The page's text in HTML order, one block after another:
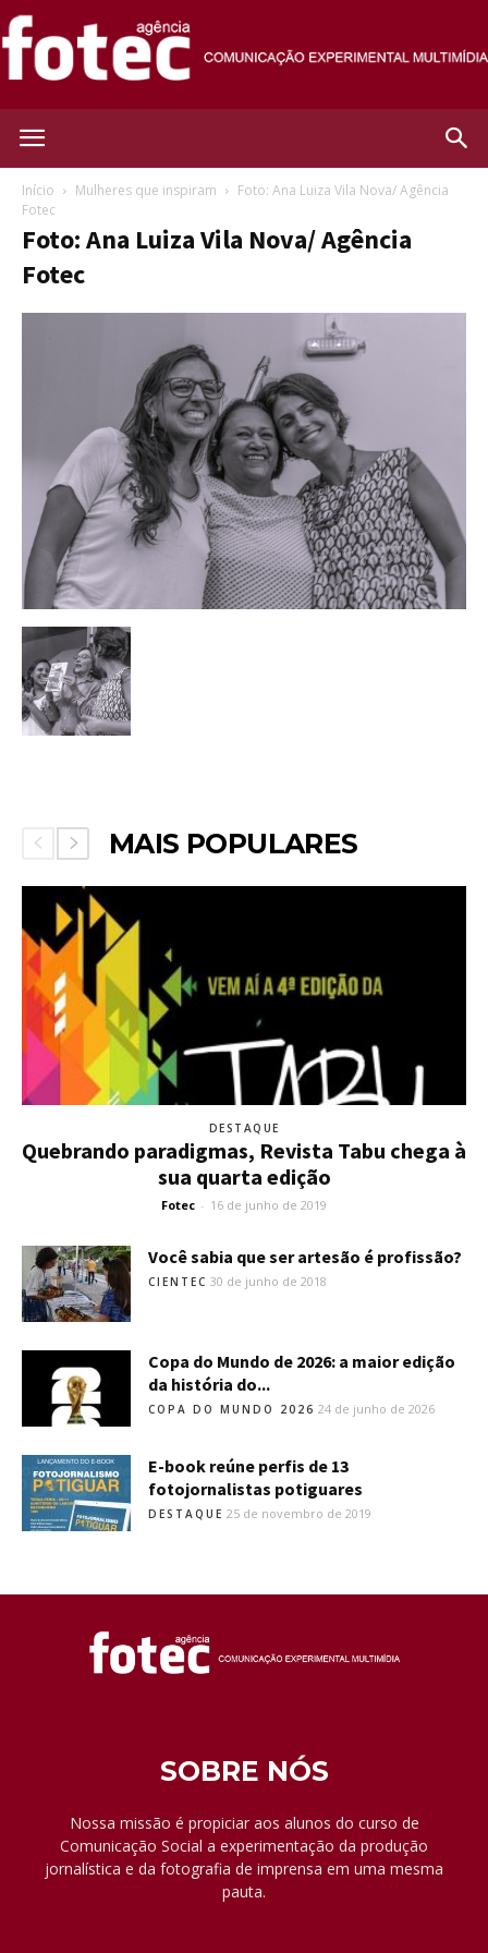
Fotec
Início Mulheres que inspiram
Foto: Ana Luiza Vila Nova/ Agência
Fotec
Foto: Ana Luiza Vila Nova/ Agência
Fotec
MAIS POPULARES
DESTAQUE
Quebrando paradigmas, Revista Tabu chega à
sua quarta edição
Fotec - 16 de junho de 2019
Você sabia que ser artesão é profissão?
CIENTEC 30 de junho de 2018
Copa do Mundo de 2026: a maior edição
da história do...
COPA DO MUNDO 2026 24 de junho de 2026
E-book reúne perfis de 13
fotojornalistas potiguares
DESTAQUE 25 de novembro de 2019
SOBRE NÓS
Nossa missão é propiciar aos alunos do curso de
Comunicação Social a experimentação da produção
jornalística e da fotografia de imprensa em uma mesma
pauta.